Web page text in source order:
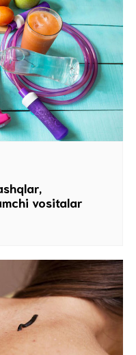
vositalar